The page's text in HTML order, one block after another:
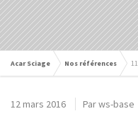
Acar Sciage Nos références 11
12 mars 2016 Par ws-base